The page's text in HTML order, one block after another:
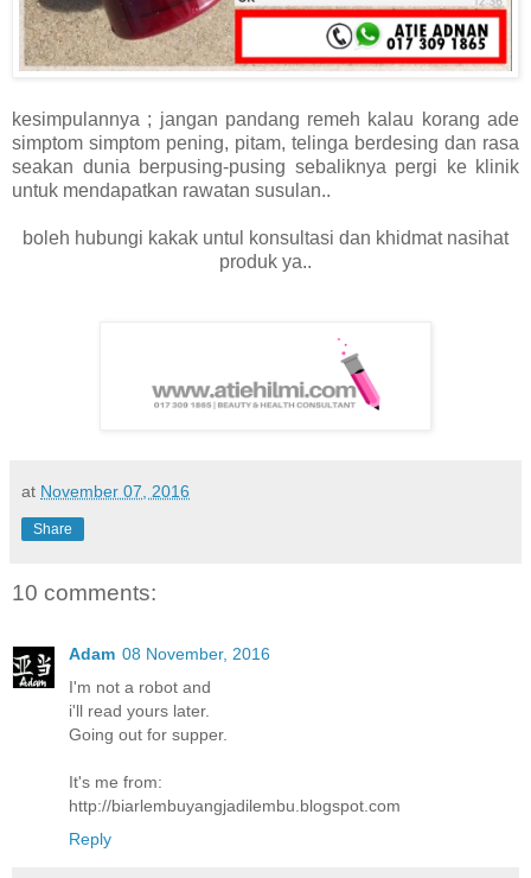
kesimpulannya ; jangan pandang remeh kalau korang ade
simptom simptom pening, pitam, telinga berdesing dan rasa
seakan dunia berpusing-pusing sebaliknya pergi ke klinik
untuk mendapatkan rawatan susulan..
boleh hubungi kakak untul konsultasi dan khidmat nasihat
produk ya..
at November 07, 2016
Share
10 comments:
Adam 08 November, 2016
I'm not a robot and
i'll read yours later.
Going out for supper.
It's me from:
http://biarlembuyangjadilembu.blogspot.com
Reply